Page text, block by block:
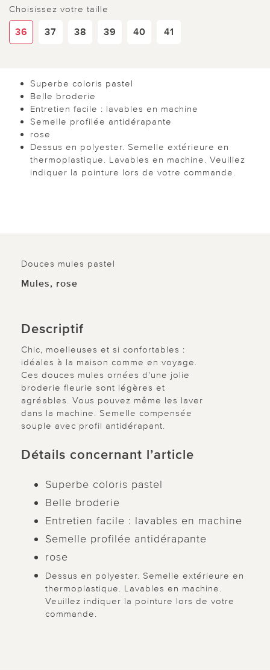
Choisissez votre taille
36 37 38 39 40 41
Superbe coloris pastel
Belle broderie
Entretien facile : lavables en machine
Semelle profilée antidérapante
rose
Dessus en polyester. Semelle extérieure en
thermoplastique. Lavables en machine. Veuillez
indiquer la pointure lors de votre commande.
Douces mules pastel
Mules, rose
Descriptif
Chic, moelleuses et si confortables :
idéales à la maison comme en voyage.
Ces douces mules ornées d'une jolie
broderie fleurie sont légères et
agréables. Vous pouvez même les laver
dans la machine. Semelle compensée
souple avec profil antidérapant.
Détails concernant l’article
Superbe coloris pastel
Belle broderie
Entretien facile : lavables en machine
Semelle profilée antidérapante
rose
Dessus en polyester. Semelle extérieure en
thermoplastique. Lavables en machine.
Veuillez indiquer la pointure lors de votre
commande.